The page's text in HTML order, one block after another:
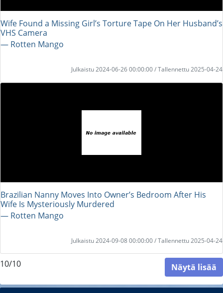
Wife Found a Missing Girl’s Torture Tape On Her Husband’s
VHS Camera
― Rotten Mango
Julkaistu 2024-06-26 00:00:00 / Tallennettu 2025-04-24
Brazilian Nanny Moves Into Owner’s Bedroom After His
Wife Is Mysteriously Murdered
― Rotten Mango
Julkaistu 2024-09-08 00:00:00 / Tallennettu 2025-04-24
10/10 Näytä lisää